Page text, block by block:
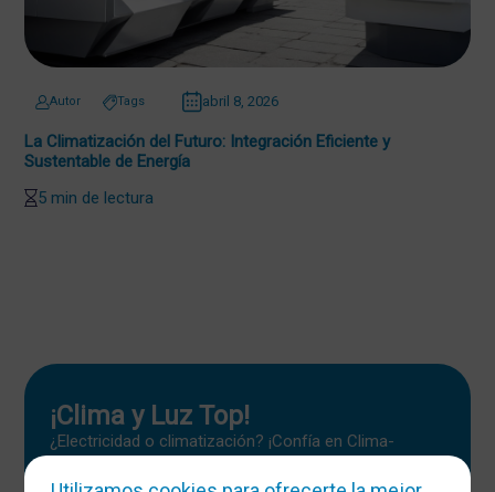
Autor Tags abril 8, 2026
La Climatización del Futuro: Integración Eficiente y
Sustentable de Energía
5 min de lectura
¡Clima y Luz Top!
¿Electricidad o climatización? ¡Confía en Clima-
Electric! Atendemos 24h, hacemos magia con la
temperatura y la energía. ¡Boletines y reformas sin